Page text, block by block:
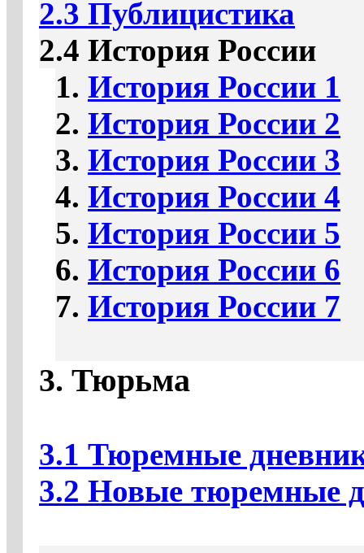
2.3 Публицистика
2.4 История России
1. История России 1
2. История России 2
3. История России 3
4. История России 4
5. История России 5
6. История России 6
7. История России 7
3. Тюрьма
3.1 Тюремные
3.2 Новые тюремные